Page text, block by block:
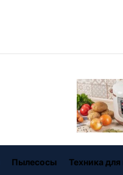
Пылесосы Техника для